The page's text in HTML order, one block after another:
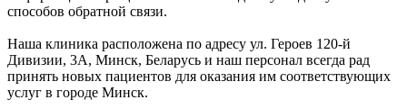
способов обратной связи.
Наша клиника расположена по адресу ул. Героев 120-й
Дивизии, 3А, Минск, Беларусь и наш персонал всегда рад
принять новых пациентов для оказания им соответствующих
услуг в городе Минск.